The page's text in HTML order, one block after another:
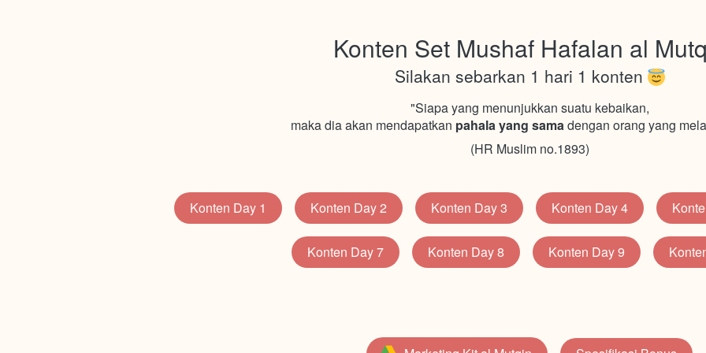
Konten Set Mushaf Hafalan al
Silakan sebarkan 1 hari 1 konten
"Siapa yang menunjukkan suatu kebaikan,
maka dia akan mendapatkan pahala yang sama dengan orang yang
(HR Muslim no.1893)
`Konten Day 1 `Konten Day 2 `Konten Day 3 `Konten Day 4 `
`Konten Day 7 `Konten Day 8 `Konten Day 9 `